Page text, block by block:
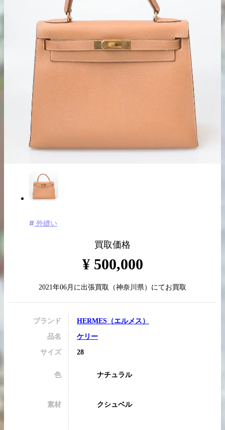
出張買取の
お申込み
宅配買取の
お申込み
LINE査定
外縫い
買取価格
¥ 500,000
2021年06月 に出張買取 （神奈川県）にてお買取
ブランド HERMES （エルメス ）
品名 ケリー
サイズ 28
色 ナチュラル
素材 クシュベル